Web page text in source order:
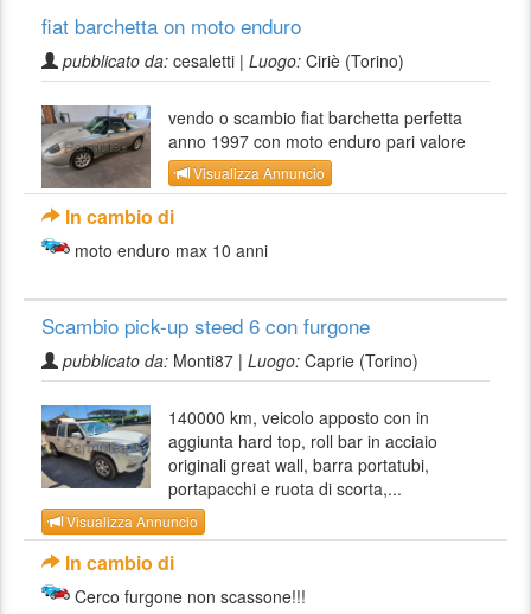
fiat barchetta on moto enduro
pubblicato da: cesaletti | Luogo: Ciriè (Torino)
vendo o scambio fiat barchetta perfetta
anno 1997 con moto enduro pari valore
Visualizza Annuncio
In cambio di
moto enduro max 10 anni
Scambio pick-up steed 6 con furgone
pubblicato da: Monti87 | Luogo: Caprie (Torino)
140000 km, veicolo apposto con in
aggiunta hard top, roll bar in acciaio
originali great wall, barra portatubi,
portapacchi e ruota di scorta,...
Visualizza Annuncio
In cambio di
Cerco furgone non scassone!!!